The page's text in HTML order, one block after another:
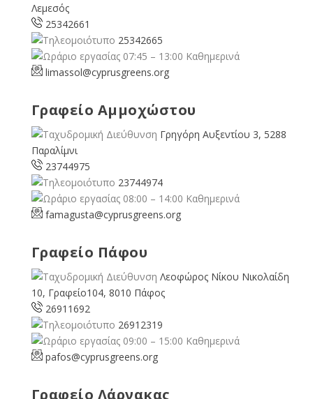
Λεμεσός
25342661
25342665
07:45 – 13:00 Καθημερινά
limassol@cyprusgreens.org
Γραφείο Αμμοχώστου
Γρηγόρη Αυξεντίου 3, 5288
Παραλίμνι
23744975
23744974
08:00 – 14:00 Καθημερινά
famagusta@cyprusgreens.org
Γραφείο Πάφου
Λεοφώρος Νίκου Νικολαίδη
10, Γραφείο104, 8010 Πάφος
26911692
26912319
09:00 – 15:00 Καθημερινά
pafos@cyprusgreens.org
Γραφείο Λάρνακας